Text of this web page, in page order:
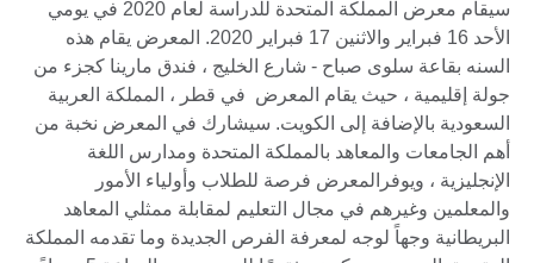
سيقام معرض المملكة المتحدة للدراسة لعام 2020 في يومي
الأحد 16 فبراير والاثنين 17 فبراير 2020. المعرض يقام هذه
السنه بقاعة سلوى صباح - شارع الخليج ، فندق مارينا كجزء من
جولة إقليمية ، حيث يقام المعرض في قطر ، المملكة العربية
السعودية بالإضافة إلى الكويت. سيشارك في المعرض نخبة من
أهم الجامعات والمعاهد بالمملكة المتحدة ومدارس اللغة
الإنجليزية ، ويوفرالمعرض فرصة للطلاب وأولياء الأمور
والمعلمين وغيرهم في مجال التعليم لمقابلة ممثلي المعاهد
البريطانية وجهاً لوجه لمعرفة الفرص الجديدة وما تقدمه المملكة